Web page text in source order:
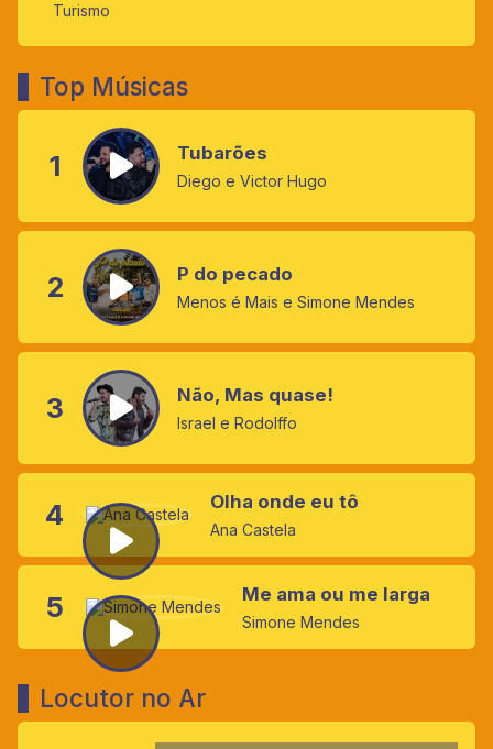
Turismo
Top Músicas
1 Tubarões
Diego e Victor Hugo
2 P do pecado
Menos é Mais e Simone Mendes
3 Não, Mas quase!
Israel e Rodolffo
4 Olha onde eu tô
Ana Castela
5 Me ama ou me larga
Simone Mendes
Locutor no Ar